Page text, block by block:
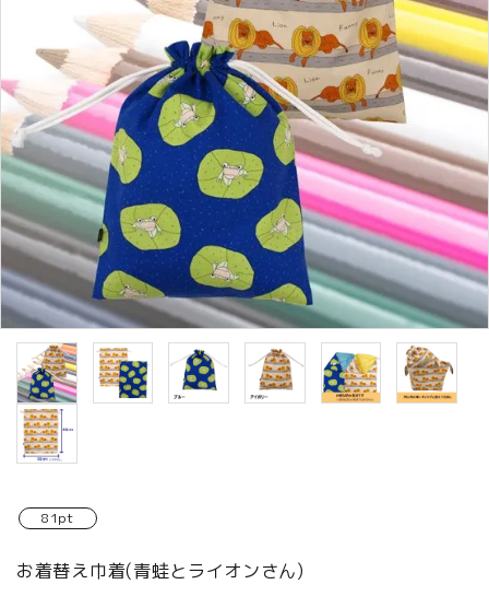
search
ロンパース オプション加工 160
ANGEL KIDS WEARのこだわり
商品カテゴリから選ぶ
ACCOUNT MENU
ようこそ ゲスト 様
meeting_room ログイン person 新規会員登録
81pt
お着替え巾着(青蛙とライオンさん)